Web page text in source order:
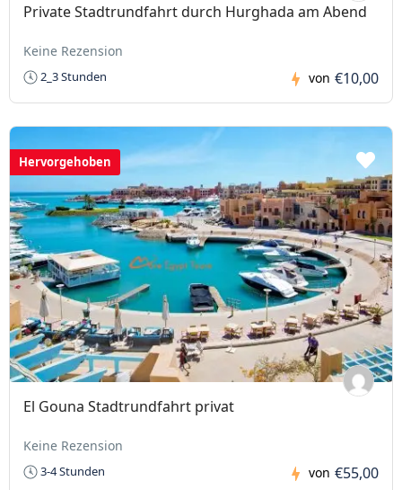
Private Stadtrundfahrt durch Hurghada am Abend
Keine Rezension
2_3 Stunden von €10,00
Hervorgehoben
El Gouna Stadtrundfahrt privat
Keine Rezension
3-4 Stunden von €55,00